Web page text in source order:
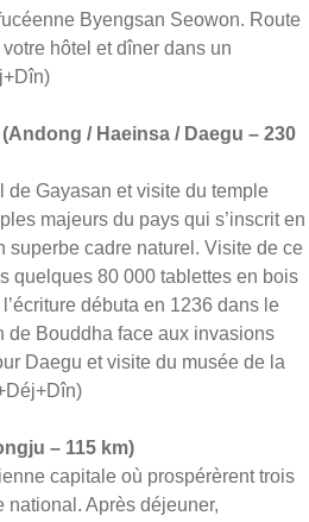
Byengsan Seowon. Route
hôtel et dîner dans un
/ Haeinsa / Daegu – 230
de Gayasan et visite du temple
majeurs du pays qui s’inscrit en
superbe cadre naturel. Visite de ce
quelques 80 000 tablettes en bois
débuta en 1236 dans le
de Bouddha face aux invasions
Daegu et visite du musée de la
– 115 km)
capitale où prospérèrent trois
national. Après déjeuner,